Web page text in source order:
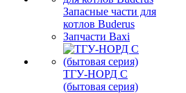
Запасные части для
котлов Buderus
Запчасти Baxi
ТГУ-НОРД С
(бытовая серия)